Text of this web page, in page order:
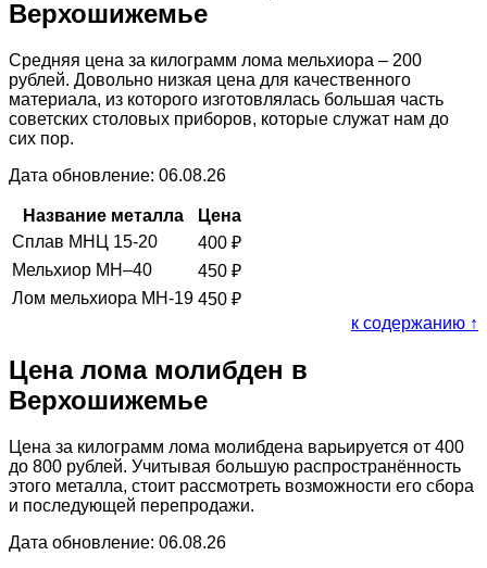
Верхошижемье
Средняя цена за килограмм лома мельхиора – 200
рублей. Довольно низкая цена для качественного
материала, из которого изготовлялась большая часть
советских столовых приборов, которые служат нам до
сих пор.
Дата обновление: 06.08.26
Название металла
Цена
Сплав МНЦ 15-20
400 ₽
Мельхиор МН–40
450 ₽
Лом мельхиора МН-19 450 ₽
к содержанию ↑
Цена лома молибден в
Верхошижемье
Цена за килограмм лома молибдена варьируется от 400
до 800 рублей. Учитывая большую распространённость
этого металла, стоит рассмотреть возможности его сбора
и последующей перепродажи.
Дата обновление: 06.08.26